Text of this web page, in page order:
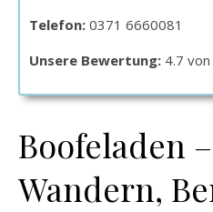
Telefon: 0371 6660081
Unsere Bewertung: 4.7
Boofeladen
Wandern,